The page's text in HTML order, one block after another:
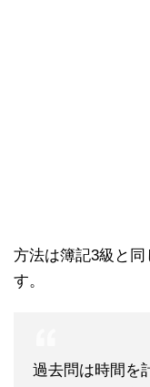
方法は簿記3級と
す。
過去問は時間を